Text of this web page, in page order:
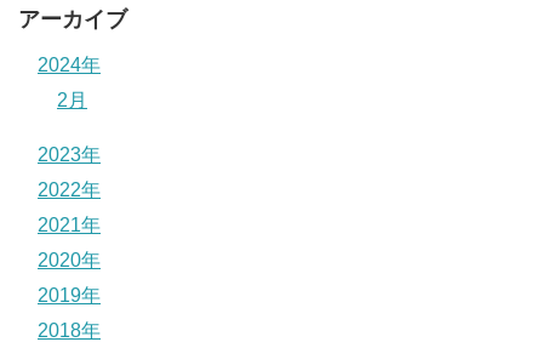
アーカイブ
2024年
2月
2023年
2022年
2021年
2020年
2019年
2018年